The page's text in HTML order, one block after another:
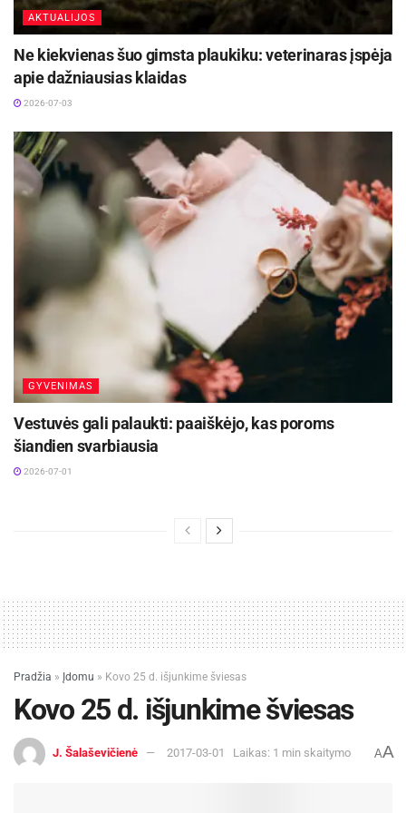
veterinarijos tarnybos informaciją)
Marijampolės apskrities priešgaisrinės
gelbėjimo valdybos
AKTUALIJOS
Ne kiekvienas šuo gimsta plaukiku: veterinaras įspėja
apie dažniausias klaidas
2026-07-03
GYVENIMAS
Vestuvės gali palaukti: paaiškėjo, kas poroms
šiandien svarbiausia
2026-07-01
Pradžia » Įdomu » Kovo 25 d. išjunkime šviesas
Kovo 25 d. išjunkime šviesas
J. Šalaševičienė 2017-03-01 Laikas: 1 min skaitymo AA